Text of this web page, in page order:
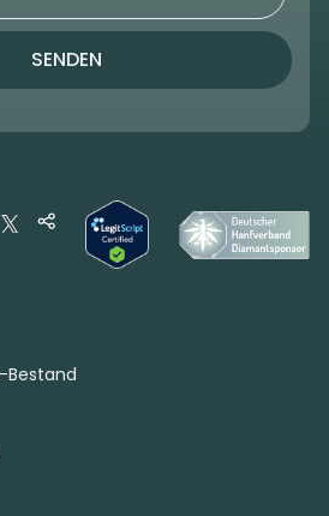
SENDEN
Bestand